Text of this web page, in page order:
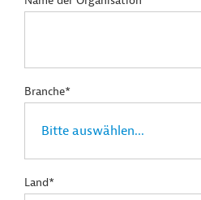
Branche*
Land*